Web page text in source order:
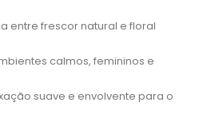
entre frescor natural e floral
calmos, femininos e
suave e envolvente para o